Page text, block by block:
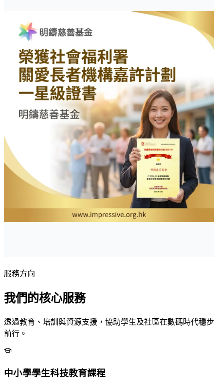
服務方向
我們的核心服務
透過教育、培訓與資源支援，協助學生及社區在數碼時代穩步
前行。
中小學學生科技教育課程